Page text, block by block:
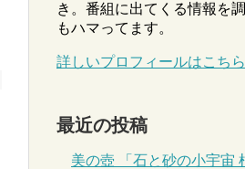
き。番組に出てくる情報を
もハマってます。
詳しいプロフィールはこち
最近の投稿
美の壺 「石と砂の小宇宙